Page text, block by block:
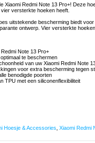
Xiaomi Redmi Note 13 Pro+! Deze
versterkte hoeken heeft.
uitstekende bescherming biedt
ontwerp. Vier versterkte
Note 13 Pro+
te beschermen
van uw Xiaomi Redmi Note
voor extra bescherming tegen
benodigde poorten
TPU met een siliconenflexibiliteit
Hoesje & Accessories Xiaomi Redmi